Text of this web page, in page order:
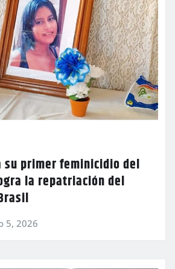
su primer feminicidio del
la repatriación del
5, 2026